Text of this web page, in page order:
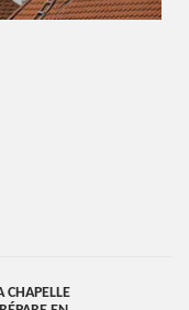
CHAPELLE